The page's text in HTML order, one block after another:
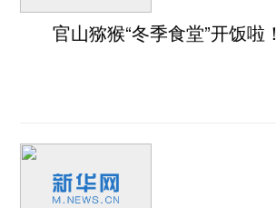
官山猕猴“冬季食堂”开饭啦！